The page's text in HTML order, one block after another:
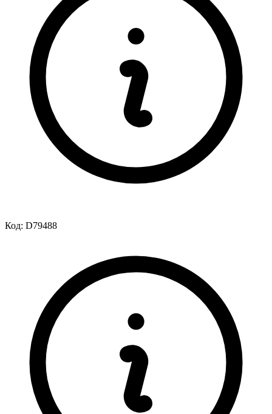
Код: D79488